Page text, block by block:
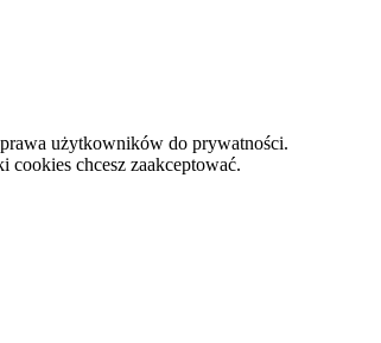
użytkowników do prywatności.
chcesz zaakceptować.